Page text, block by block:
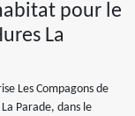
pour le
La
Les Compagons de
Parade, dans le